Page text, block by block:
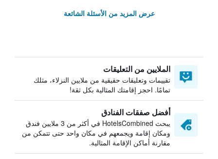
عرض المزيد من الأسئلة الشائعة
الملايين من التعليقات
تقييمات وتعليقات حقيقية من ملايين النزلاء، مثلك
تمامًا. احجز إقامتك المثالية بكل ثقة!
أفضل صفقات الفنادق
يبحث HotelsCombined في أكثر من 3 ملايين فندق
ومكان إقامة ويجمعهم في مكان واحد حتى تتمكن من
مقارنة أماكن الإقامة المثالية.